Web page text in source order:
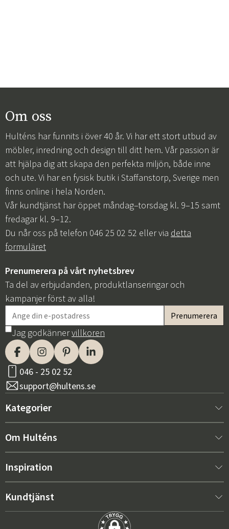
Om oss
Hulténs har funnits i över 40 år. Vi har ett stort utbud av
möbler, inredning och design till ditt hem. Vår passion är
att hjälpa dig att skapa den perfekta miljön, både inne
och ute. Vi har en fysisk butik i Staffanstorp, Sverige men
finns online i hela Norden.
Vår kundtjänst har öppet måndag–torsdag kl. 9–15 samt
fredagar kl. 9–12.
Du når oss på telefon 046 25 02 52 eller via detta
formuläret
Prenumerera på vårt nyhetsbrev
Ta del av erbjudanden, produktlanseringar och
kampanjer först av alla!
Jag godkännervillkoren
046 - 25 02 52
support@hultens.se
Kategorier
Nytt hos oss
Inredning
Utemöbler
Om Hulténs
Om Hulténs
Säljavdelning
Inspiration
Bästsäljare
Trendspaning: Utemöbler 2026
Kundtjänst